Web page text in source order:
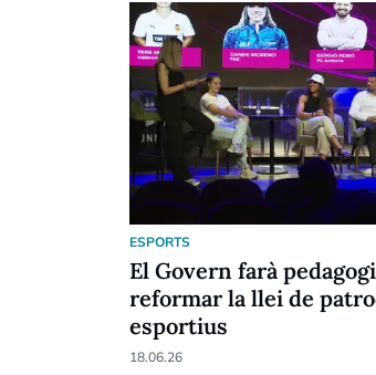
ESPORTS
El Govern farà
reformar la llei de
esportius
18.06.26